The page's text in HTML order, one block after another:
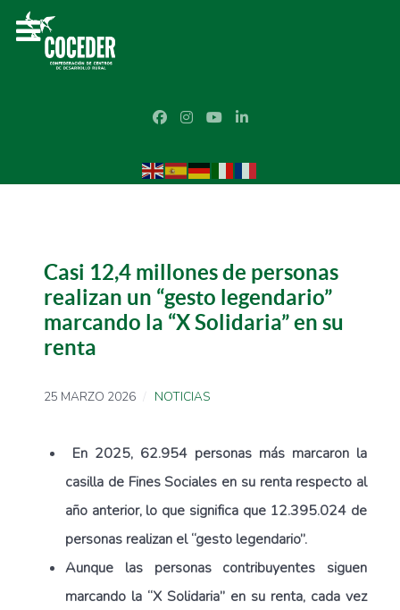
Casi 12,4 millones de personas
realizan un “gesto legendario”
marcando la “X Solidaria” en su
renta
25 MARZO 2026 NOTICIAS
En 2025, 62.954 personas más marcaron la
casilla de Fines Sociales en su renta respecto al
año anterior, lo que significa que 12.395.024 de
personas realizan el “gesto legendario”.
Aunque las personas contribuyentes siguen
marcando la “X Solidaria” en su renta, cada vez